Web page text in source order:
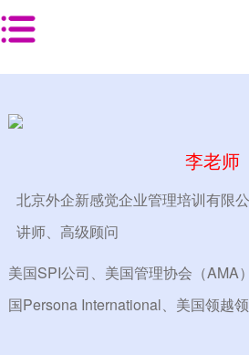
培训对象分类
岗位类型分类
解决方案分类
李老师
北京外企新感觉企业管理培训有限
讲师、高级顾问
美国SPI公司、美国管理协会（AMA
国Persona International、美国领越